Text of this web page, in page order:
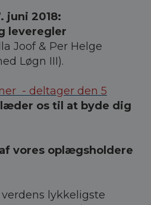
juni 2018:
leveregler
Joof & Per Helge
Løgn III).
- deltager den 5
os til at byde dig
vores oplægsholdere
lykkeligste